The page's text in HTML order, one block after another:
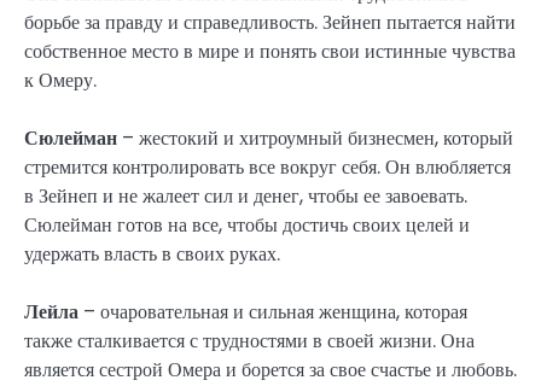
борьбе за правду и справедливость. Зейнеп пытается найти
собственное место в мире и понять свои истинные чувства
к Омеру.
Сюлейман – жестокий и хитроумный бизнесмен, который
стремится контролировать все вокруг себя. Он влюбляется
в Зейнеп и не жалеет сил и денег, чтобы ее завоевать.
Сюлейман готов на все, чтобы достичь своих целей и
удержать власть в своих руках.
Лейла – очаровательная и сильная женщина, которая
также сталкивается с трудностями в своей жизни. Она
является сестрой Омера и борется за свое счастье и любовь.